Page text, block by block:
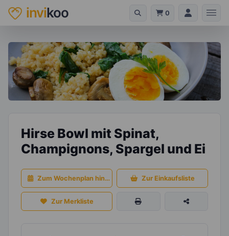
invikoo 0
Hirse Bowl mit Spinat,
Champignons, Spargel und Ei
Zum Wochenplan hinzufügen Zur Einkaufsliste
Zur Merkliste